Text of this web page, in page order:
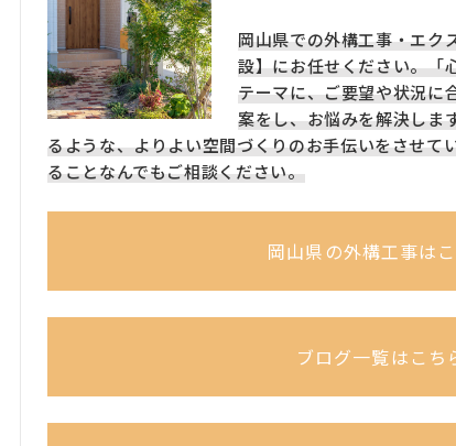
岡山県での外構工事・エク
設】にお任せください。「
テーマに、ご要望や状況に
案をし、お悩みを解決しま
るような、よりよい空間づくりのお手伝いをさせて
ることなんでもご相談ください。
岡山県の外構工事は
ブログ一覧はこち